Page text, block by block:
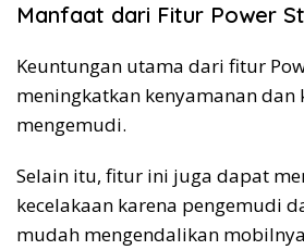
Manfaat dari Fitur Power
Keuntungan utama dari fitur
meningkatkan kenyamanan dan
mengemudi.
Selain itu, fitur ini juga dapat
kecelakaan karena pengemudi
mudah mengendalikan